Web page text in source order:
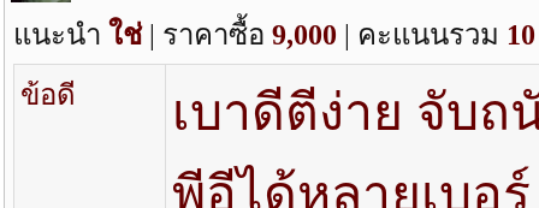
แนะนำ ใช่| ราคาซื้อ 9,000 | คะแนนรวม 10
ข้อดี
เบาดีตีง่าย จับ
พีอีได้หลายเบอร์